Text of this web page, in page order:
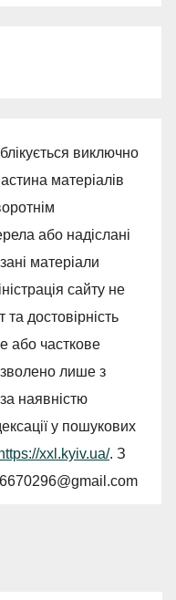
виключно
матеріалів
або надіслані
матеріали
сайту не
та достовірність
або часткове
лише з
наявністю
у пошукових
https://xxl.kyiv.ua/. З